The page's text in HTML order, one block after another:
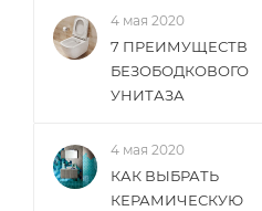
4 мая 2020
7 ПРЕИМУЩЕСТВ
БЕЗОБОДКОВОГО
УНИТАЗА
4 мая 2020
КАК ВЫБРАТЬ
КЕРАМИЧЕСКУЮ